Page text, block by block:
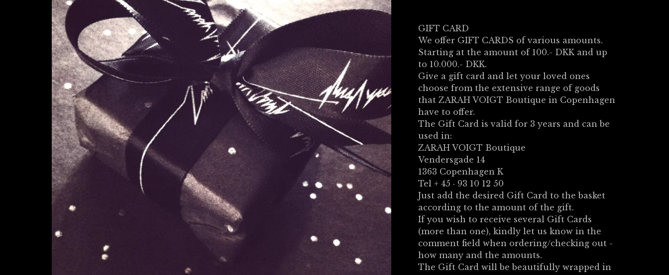
GIFT CARD
We offer GIFT CARDS of various amounts.
Starting at the amount of 100.- DKK and up
to 10.000.- DKK.
Give a gift card and let your loved ones
choose from the extensive range of goods
that ZARAH VOIGT Boutique in Copenhagen
have to offer.
The Gift Card is valid for 3 years and can be
used in:
ZARAH VOIGT Boutique
Vendersgade 14
1363 Copenhagen K
Tel + 45 · 93 10 12 50
Just add the desired Gift Card to the basket
according to the amount of the gift.
If you wish to receive several Gift Cards
(more than one), kindly let us know in the
comment field when ordering/checking out -
how many and the amounts.
The Gift Card will be beautifully wrapped in